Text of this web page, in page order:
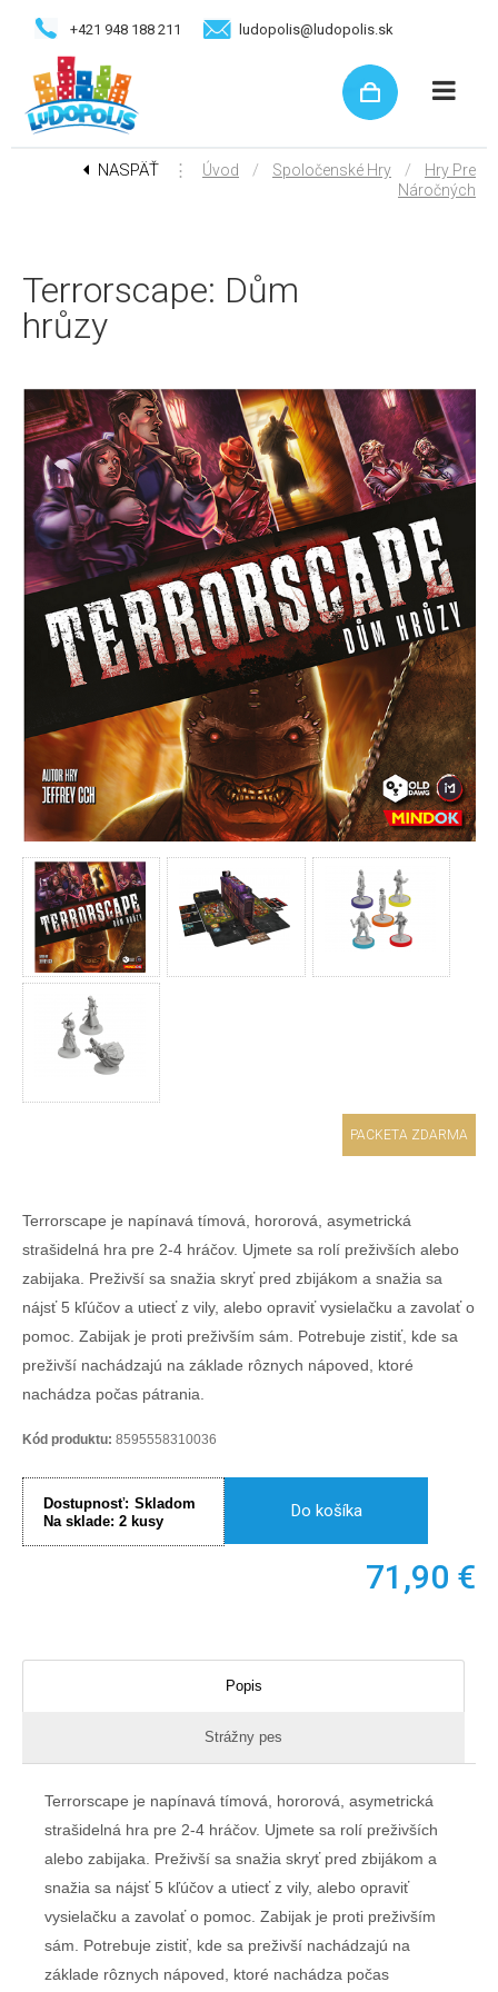
+421 948 188 211 ludopolis@ludopolis.sk
NASPÄŤ ⋮ Úvod / Spoločenské Hry /
Hry Pre
Náročných
Terrorscape: Dům
hrůzy
PACKETA ZDARMA
Terrorscape je napínavá tímová, hororová, asymetrická
strašidelná hra pre 2-4 hráčov. Ujmete sa rolí preživších alebo
zabijaka. Preživší sa snažia skryť pred zbijákom a snažia sa
nájsť 5 kľúčov a utiecť z vily, alebo opraviť vysielačku a zavolať o
pomoc. Zabijak je proti preživším sám. Potrebuje zistiť, kde sa
preživší nachádzajú na základe rôznych nápoved, ktoré
nachádza počas pátrania.
Kód produktu: 8595558310036
Dostupnosť: Skladom
Na sklade: 2 kusy
Do košíka
71,90 €
Popis
Strážny pes
Terrorscape je napínavá tímová, hororová, asymetrická
strašidelná hra pre 2-4 hráčov. Ujmete sa rolí preživších
alebo zabijaka. Preživší sa snažia skryť pred zbijákom a
snažia sa nájsť 5 kľúčov a utiecť z vily, alebo opraviť
vysielačku a zavolať o pomoc. Zabijak je proti preživším
sám. Potrebuje zistiť, kde sa preživší nachádzajú na
základe rôznych nápoved, ktoré nachádza počas